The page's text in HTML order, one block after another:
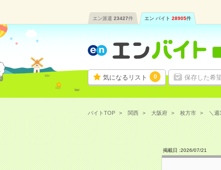
エン派遣 23427件 エン バイト 28905件
気になるリスト 0 保存した希
バイトTOP 関西 大阪府 枚方市 ＼週
掲載日 :2026/07/21